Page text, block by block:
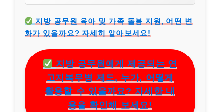
지방 공무원 육아 및 가족 돌봄 지원, 어떤 변
화가 있을까요? 자세히 알아보세요!
지방 공무원에게 제공되는 연
고지복무병 제도, 누가, 어떻게
활용할 수 있을까요? 자세한 내
용을 확인해 보세요!